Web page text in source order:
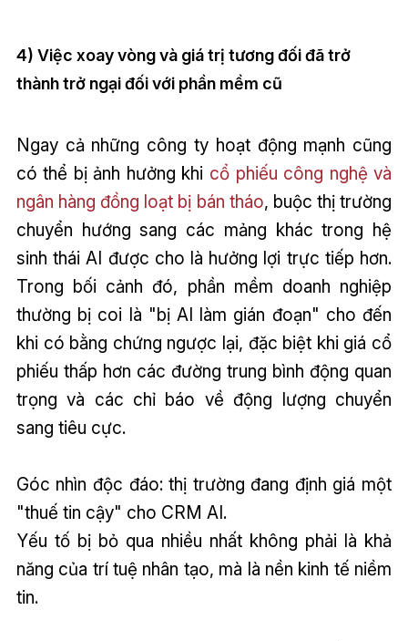
4) Việc xoay vòng và giá trị tương đối đã trở
thành trở ngại đối với phần mềm cũ
Ngay cả những công ty hoạt động mạnh cũng
có thể bị ảnh hưởng khi cổ phiếu công nghệ và
ngân hàng đồng loạt bị bán tháo, buộc thị trường
chuyển hướng sang các mảng khác trong hệ
sinh thái AI được cho là hưởng lợi trực tiếp hơn.
Trong bối cảnh đó, phần mềm doanh nghiệp
thường bị coi là "bị AI làm gián đoạn" cho đến
khi có bằng chứng ngược lại, đặc biệt khi giá cổ
phiếu thấp hơn các đường trung bình động quan
trọng và các chỉ báo về động lượng chuyển
sang tiêu cực.
Góc nhìn độc đáo: thị trường đang định giá một
"thuế tin cậy" cho CRM AI.
Yếu tố bị bỏ qua nhiều nhất không phải là khả
năng của trí tuệ nhân tạo, mà là nền kinh tế niềm
tin.